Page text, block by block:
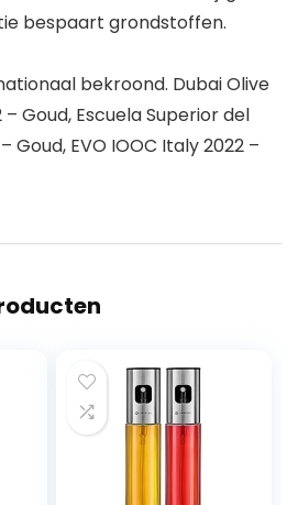
bespaart grondstoffen.
bekroond. Dubai Olive
Goud, Escuela Superior del
Goud, EVO IOOC Italy 2022 –